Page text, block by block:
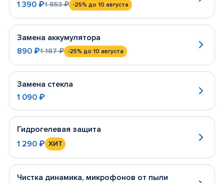
1 390 ₽1 853 ₽ -25% до 10 августа
Замена аккумулятора
890 ₽1 187 ₽ -25% до 10 августа
Замена стекла
1 090 ₽
Гидрогелевая защита
1 290 ₽ ХИТ
Чистка динамика, микрофонов от пыли